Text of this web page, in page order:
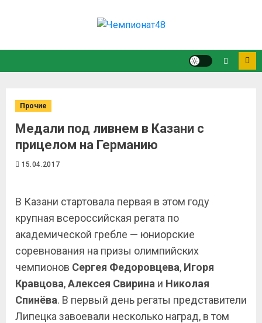
Прочие
Медали под ливнем в Казани с
прицелом на Германию
15.04.2017
В Казани стартовала первая в этом году
крупная всероссийская регата по
академической гребле — юниорские
соревнования на призы олимпийских
чемпионов Сергея Федоровцева, Игоря
Кравцова,Алексея Свирина и Николая
Спинёва. В первый день регаты представители
Липецка завоевали несколько наград, в том